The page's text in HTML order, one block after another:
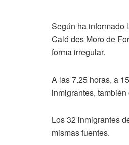
Según ha informado
Caló des Moro de
forma irregular.
A las 7.25 horas, a
inmigrantes,
Los 32 inmigrantes
mismas fuentes.